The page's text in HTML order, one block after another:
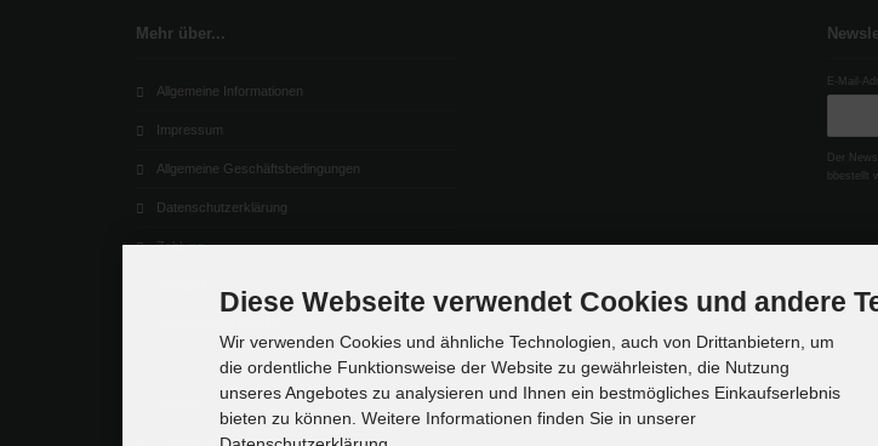
Mehr über...
Allgemeine Informationen
Impressum
Allgemeine Geschäftsbedingungen
Datenschutzerklärung
Zahlung
Cookie Einstellungen
E-Mail-
Der
bbestellt
Diese Webseite verwendet Cookies und andere
Wir verwenden Cookies und ähnliche Technologien, auch von Drittanbietern, um
die ordentliche Funktionsweise der Website zu gewährleisten, die Nutzung
unseres Angebotes zu analysieren und Ihnen ein bestmögliches Einkaufserlebnis
bieten zu können. Weitere Informationen finden Sie in unserer